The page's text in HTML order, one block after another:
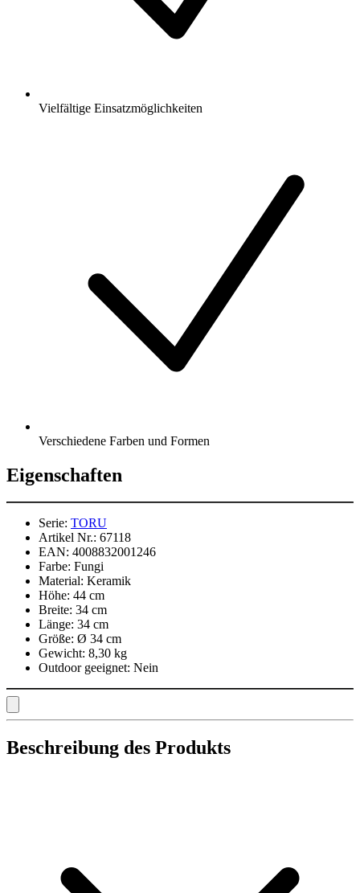
Vielfältige Einsatzmöglichkeiten
Verschiedene Farben und Formen
Eigenschaften
Serie: TORU
Artikel Nr.: 67118
EAN: 4008832001246
Farbe: Fungi
Material: Keramik
Höhe: 44 cm
Breite: 34 cm
Länge: 34 cm
Größe: Ø 34 cm
Gewicht: 8,30 kg
Outdoor geeignet: Nein
Beschreibung des Produkts